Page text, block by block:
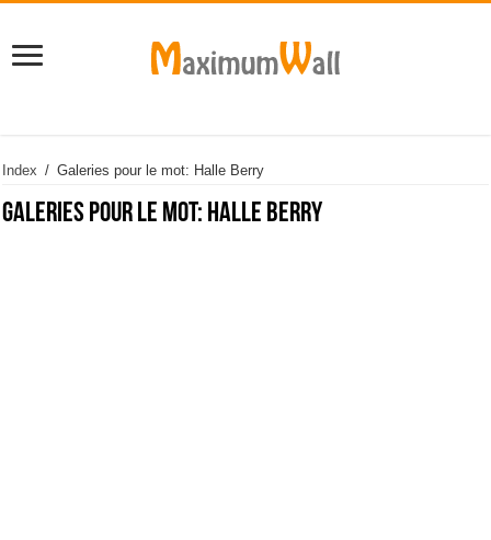
Index / Galeries pour le mot: Halle Berry
Galeries pour le mot: Halle Berry